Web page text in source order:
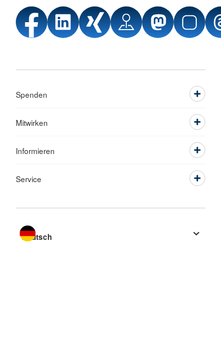
Spenden
Mitwirken
Informieren
Service
Sprache wechseln zu